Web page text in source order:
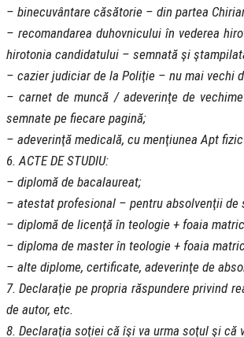
– binecuvântare căsătorie – din partea
– recomandarea duhovnicului în vederea
hirotonia candidatului – semnată şi
– cazier judiciar de la Poliţie – nu mai vechi
– carnet de muncă / adeverinţe de
semnate pe fiecare pagină;
– adeverinţă medicală, cu menţiunea Apt
6. ACTE DE STUDIU:
– diplomă de bacalaureat;
– atestat profesional – pentru absolvenţii de
– diplomă de licenţă în teologie + foaia
– diploma de master în teologie + foaia
– alte diplome, certificate, adeverinţe de
7. Declaraţie pe propria răspundere privind
de autor, etc.
8. Declaraţia soţiei că îşi va urma soţul şi că